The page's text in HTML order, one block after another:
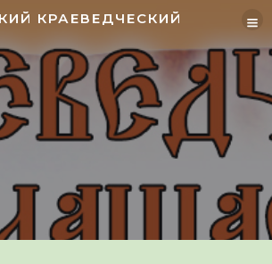
КРАЕВЕДЧЕСКИЙ